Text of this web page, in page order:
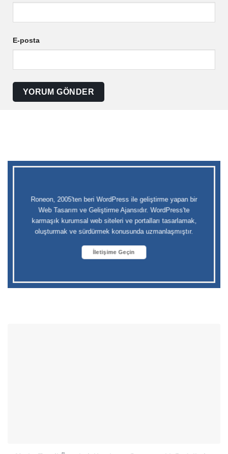
E-posta
Roneon, 2005'ten beriWordPress ile geliştirme yapan bir
Web Tasarım ve Geliştirme Ajansıdır. WordPress'te
karmaşık kurumsal web siteleri ve portalları tasarlamak,
oluşturmak ve sürdürmek konusunda uzmanlaşmıştır.
İletişime Geçin